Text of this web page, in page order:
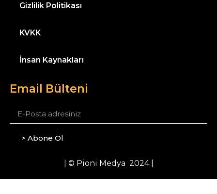
Gizlilik Politikası
KVKK
İnsan Kaynakları
Email Bülteni
> Abone Ol
| © Pioni Medya 2024 |